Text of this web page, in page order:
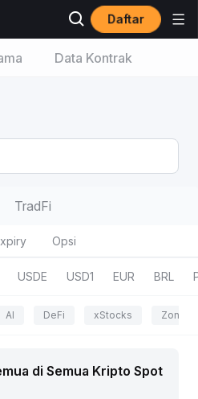
Daftar
Data Kontrak
TradFi
Opsi
USDE USD1 EUR BRL
AI DeFi xStocks Zona
di Semua Kripto Spot